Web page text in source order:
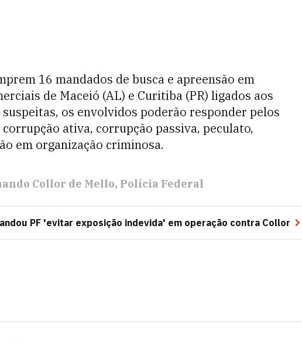
16 mandados de busca e apreensão em
de Maceió (AL) e Curitiba (PR) ligados aos
os envolvidos poderão responder pelos
ativa, corrupção passiva, peculato,
em organização criminosa.
Collor de Mello Polícia Federal
PF 'evitar exposição indevida' em operação contra Collor